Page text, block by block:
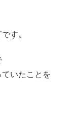
す。
いたことを